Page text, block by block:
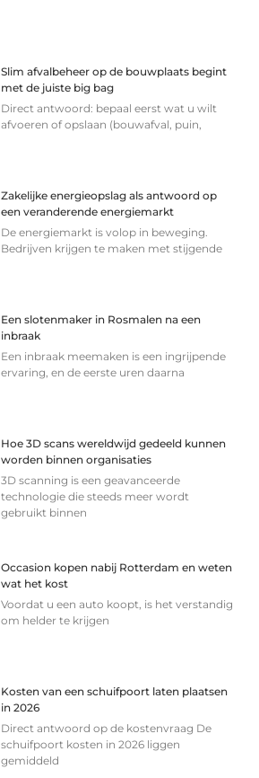
Slim afvalbeheer op de bouwplaats begint
met de juiste big bag
Direct antwoord: bepaal eerst wat u wilt
afvoeren of opslaan (bouwafval, puin,
Zakelijke energieopslag als antwoord op
een veranderende energiemarkt
De energiemarkt is volop in beweging.
Bedrijven krijgen te maken met stijgende
Een slotenmaker in Rosmalen na een
inbraak
Een inbraak meemaken is een ingrijpende
ervaring, en de eerste uren daarna
Hoe 3D scans wereldwijd gedeeld kunnen
worden binnen organisaties
3D scanning is een geavanceerde
technologie die steeds meer wordt
gebruikt binnen
Occasion kopen nabij Rotterdam en weten
wat het kost
Voordat u een auto koopt, is het verstandig
om helder te krijgen
Kosten van een schuifpoort laten plaatsen
in 2026
Direct antwoord op de kostenvraag De
schuifpoort kosten in 2026 liggen
gemiddeld